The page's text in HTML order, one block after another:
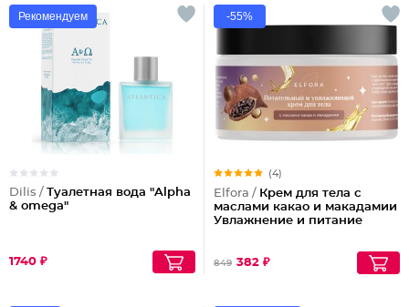
Рекомендуем
Dilis / Туалетная вода "Alpha
& omega"
1740 ₽
-55%
(4)
Elfora / Крем для тела с
маслами какао и макадамии
Увлажнение и питание
849 382 ₽